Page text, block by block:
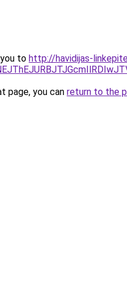
to http://havidijas-
page, you can return to the